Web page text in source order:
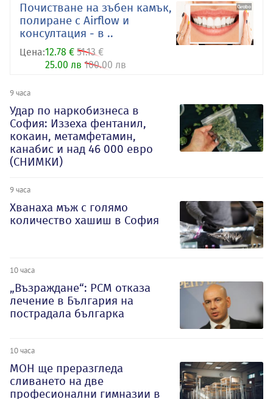
Почистване на зъбен камък,
полиране с Airflow и
консултация - в ..
Цена:12.78 € 51.13 €
25.00 лв 100.00 лв
9 часа
Удар по наркобизнеса в
София: Иззеха фентанил,
кокаин, метамфетамин,
канабис и над 46 000 евро
(СНИМКИ)
9 часа
Хванаха мъж с голямо
количество хашиш в София
10 часа
„Възраждане“: РСМ отказа
лечение в България на
пострадала българка
10 часа
МОН ще преразгледа
сливането на две
професионални гимназии в